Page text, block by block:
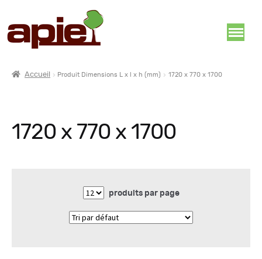
Accueil Produit Dimensions L x l x h (mm) 1720 x 770 x 1700
1720 x 770 x 1700
produits par page